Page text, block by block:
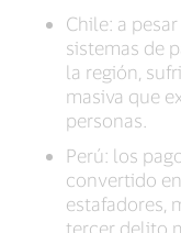
Chile: a
sistemas de
la región,
masiva que
personas.
Perú: los
convertido
estafadores,
tercer delito